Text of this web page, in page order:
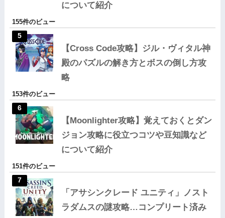
について紹介
155件のビュー
【Cross Code攻略】ジル・ヴィタル神
殿のパズルの解き方とボスの倒し方攻
略
153件のビュー
【Moonlighter攻略】覚えておくとダン
ジョン攻略に役立つコツや豆知識など
について紹介
151件のビュー
「アサシンクレード ユニティ」ノスト
ラダムスの謎攻略…コンプリート済み